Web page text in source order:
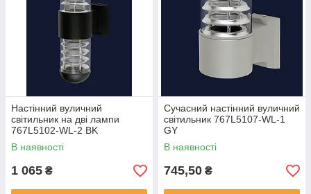
Настінний вуличний
світильник на дві лампи
767L5102-WL-2 BK
В наявності
1 065 ₴
Сучасний настінний вуличний
світильник 767L5107-WL-1
GY
В наявності
745,50 ₴